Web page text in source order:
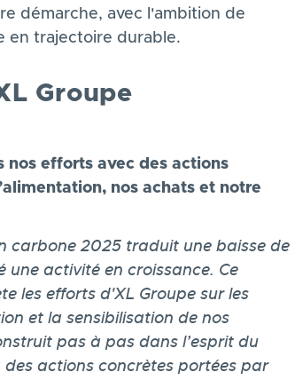
démarche, avec l'ambition de
en trajectoire durable.
Groupe
nos efforts avec des actions
nos achats et notre
carbone 2025 traduit une baisse de
une activité en croissance. Ce
les efforts d'XL Groupe sur les
et la sensibilisation de nos
pas à pas dans l’esprit du
actions concrètes portées par